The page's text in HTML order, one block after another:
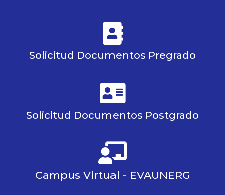
Solicitud Documentos Pregrado
Solicitud Documentos Postgrado
Campus Virtual - EVAUNERG